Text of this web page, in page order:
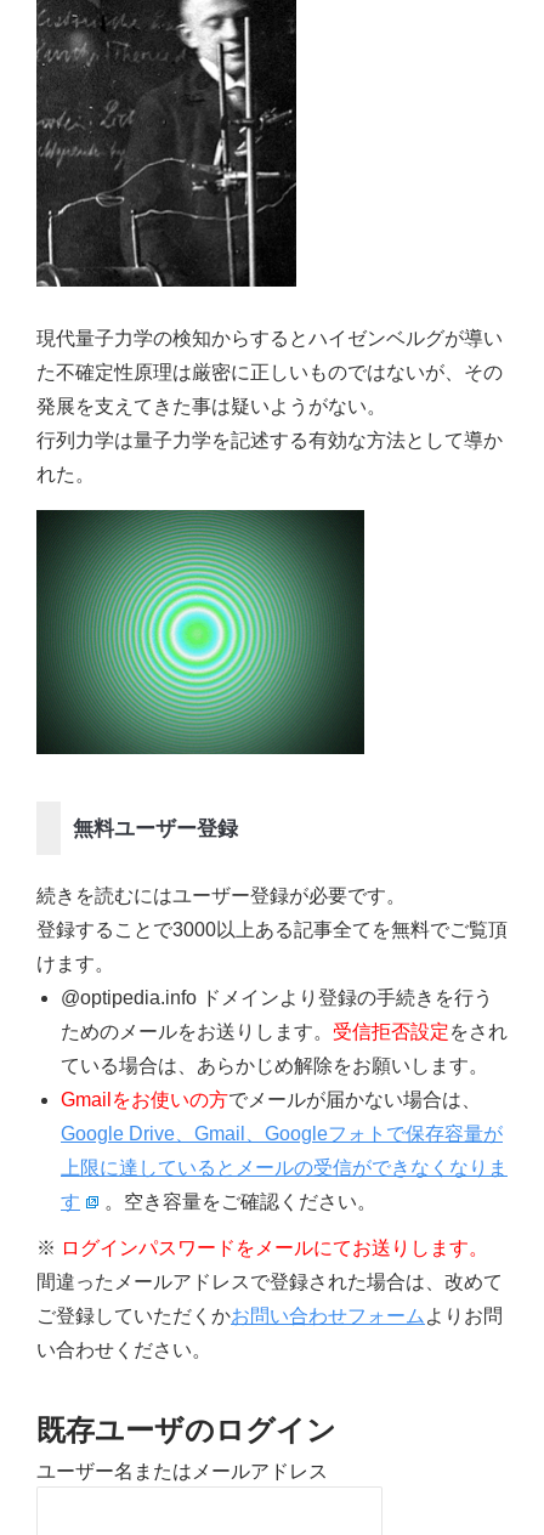
現代量子力学の検知からするとハイゼンベルグが導い
た不確定性原理は厳密に正しいものではないが、その
発展を支えてきた事は疑いようがない。
行列力学は量子力学を記述する有効な方法として導か
れた。
無料ユーザー登録
続きを読むにはユーザー登録が必要です。
登録することで3000以上ある記事全てを無料でご覧頂
けます。
@optipedia.info ドメインより登録の手続きを行う
ためのメールをお送りします。 受信拒否設定をされ
ている場合は、あらかじめ解除をお願いします。
Gmailをお使いの方でメールが届かない場合は、
Google Drive、Gmail、Googleフォトで保存容量が
上限に達しているとメールの受信ができなくなりま
す
。空き容量をご確認ください。
※ ログインパスワードをメールにてお送りします。
間違ったメールアドレスで登録された場合は、改めて
ご登録していただくかお問い合わせフォーム よりお問
い合わせください。
既存ユーザのログイン
ユーザー名またはメールアドレス